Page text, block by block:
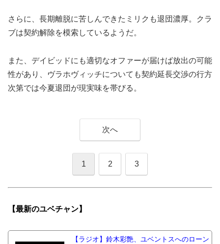
さらに、長期離脱に苦しんできたミリクも退団濃厚。クラ
ブは契約解除を模索しているようだ。
また、デイビッドにも適切なオファーが届けば放出の可能
性があり、ヴラホヴィッチについても契約延長交渉の行方
次第では今夏退団が現実味を帯びる。
次へ
1 2 3
【最新のユベチャン】
【ラジオ】鈴木彩艶、ユベントスへのローン